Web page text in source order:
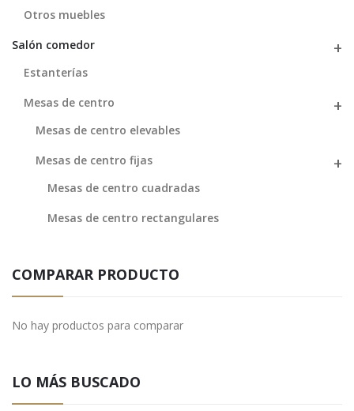
Otros muebles
Salón comedor
Estanterías
Mesas de centro
Mesas de centro elevables
Mesas de centro fijas
Mesas de centro cuadradas
Mesas de centro rectangulares
COMPARAR PRODUCTO
No hay productos para comparar
LO MÁS BUSCADO